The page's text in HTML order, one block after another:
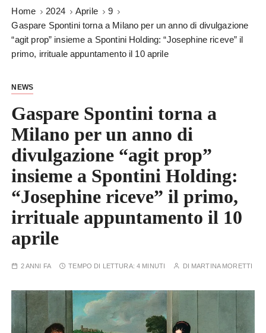
Home 2024 Aprile
9
Gaspare Spontini torna a Milano per un anno di divulgazione
“agit prop” insieme a Spontini Holding: “Josephine riceve” il
primo, irrituale appuntamento il 10 aprile
NEWS
Gaspare Spontini torna a
Milano per un anno di
divulgazione “agit prop”
insieme a Spontini Holding:
“Josephine riceve” il primo,
irrituale appuntamento il 10
aprile
2 ANNI FA TEMPO DI LETTURA:4 MINUTI DI MARTINA MORETTI